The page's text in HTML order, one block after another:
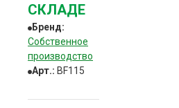
количестве
4 шт.
Гарантия
5 лет.
СКЛАДЕ
Бренд:
Собственное
производство
Арт.: BF115